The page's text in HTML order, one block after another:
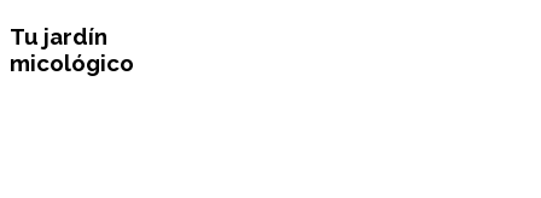
Tu jardín
micológico